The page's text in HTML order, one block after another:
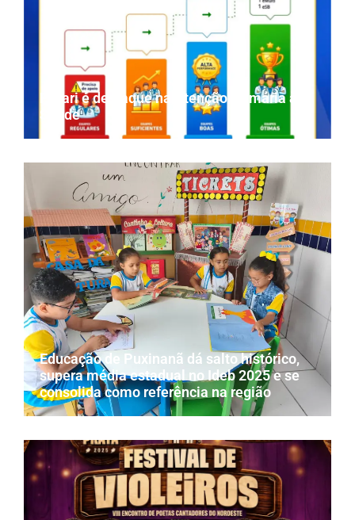
Parari é destaque na Atenção Primária à
Saúde
Educação de Puxinanã dá salto histórico,
supera média estadual no Ideb 2025 e se
consolida como referência na região